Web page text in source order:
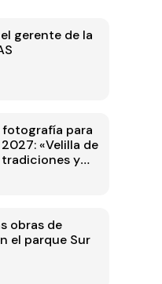
gerente de la
para
«Velilla de
y
obras de
el parque Sur